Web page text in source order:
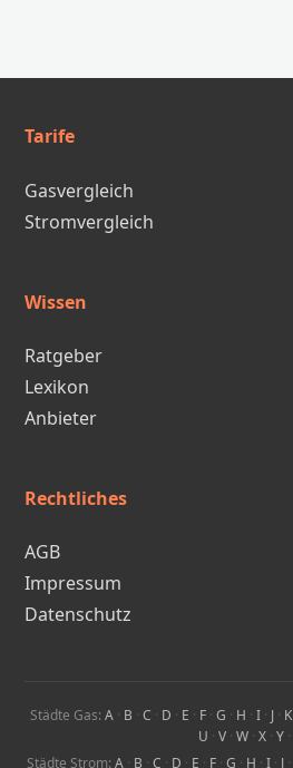
Tarife
Gasvergleich
Stromvergleich
Wissen
Ratgeber
Lexikon
Anbieter
Rechtliches
AGB
Impressum
Datenschutz
Städte Gas: A · B · C · D · E · F · G · H · I · J · K
U · V· W· X· Y·
Städte Strom: A · B · C · D · E · F · G · H · I · J ·